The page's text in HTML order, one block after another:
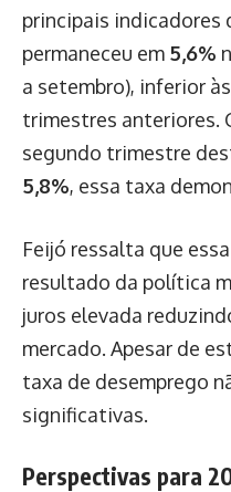
principais indicadores
permaneceu em 5,6%
a setembro), inferior
trimestres anteriores.
segundo trimestre
5,8%, essa taxa
Feijó ressalta que
resultado da política
juros elevada
mercado. Apesar de
taxa de desemprego
significativas.
Perspectivas para